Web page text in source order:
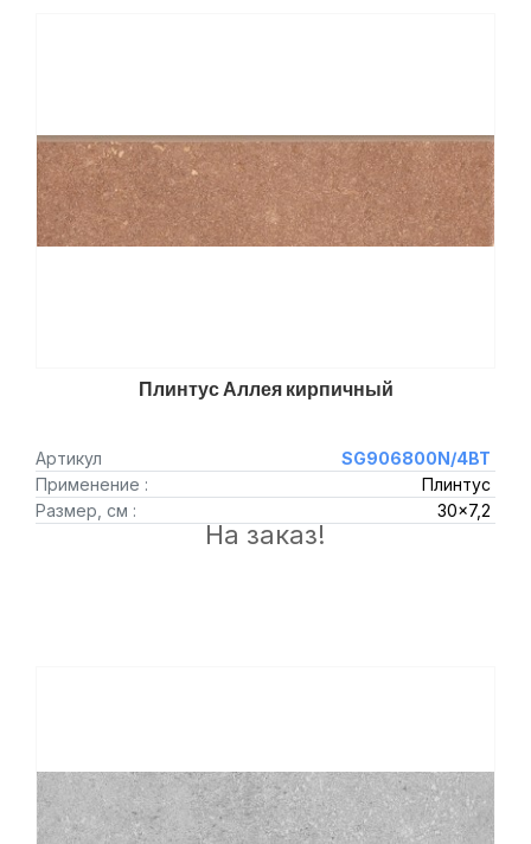
Плинтус Аллея кирпичный
Артикул
SG906800N/4BT
Применение :
Плинтус
Размер, см :
30x7,2
На заказ!